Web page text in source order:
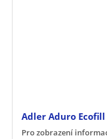
Adler Aduro
Pro zobrazení